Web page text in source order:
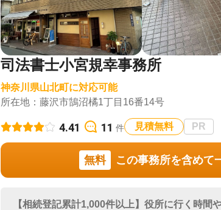
司法書士小宮規幸事務所
神奈川県山北町に対応可能
所在地： 藤沢市鵠沼橘1丁目16番14号
4.41 11 件 見積無料 PR
無料 この事務所を含めて
【相続登記累計1,000件以上】役所に行く時間